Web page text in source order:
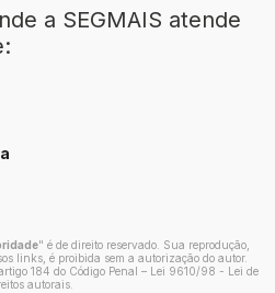
a SEGMAIS atende
" é de direito reservado. Sua reprodução,
links, é proibida sem a autorização do autor.
184 do Código Penal – Lei 9610/98 - Lei de
autorais.